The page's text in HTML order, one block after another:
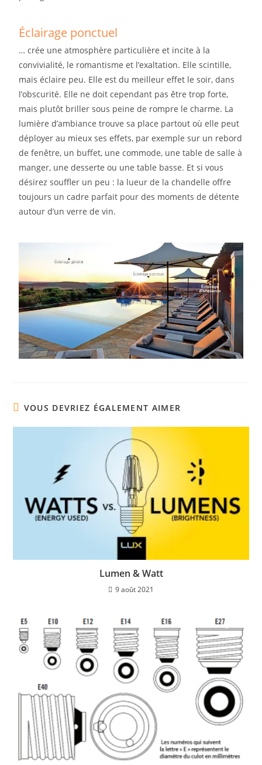
Éclairage ponctuel
… crée une atmosphère particulière et incite à la
convivialité, le romantisme et l’exaltation. Elle scintille,
mais éclaire peu. Elle est du meilleur effet le soir, dans
l’obscurité. Elle ne doit cependant pas être trop forte,
mais plutôt briller sous peine de rompre le charme. La
lumière d’ambiance trouve sa place partout où elle peut
déployer au mieux ses effets, par exemple sur un rebord
de fenêtre, un buffet, une commode, une table de salle à
manger, une desserte ou une table basse. Et si vous
désirez souffler un peu : la lueur de la chandelle offre
toujours un cadre parfait pour des moments de détente
autour d’un verre de vin.
VOUS DEVRIEZ ÉGALEMENT AIMER
Lumen & Watt
9 août 2021